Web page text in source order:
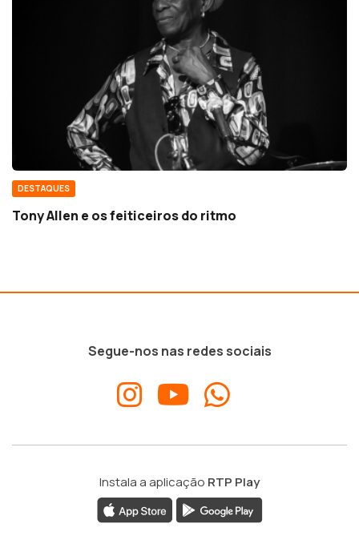
DESTAQUES
Tony Allen e os feiticeiros do ritmo
Segue-nos nas redes sociais
Instala a aplicação RTP Play